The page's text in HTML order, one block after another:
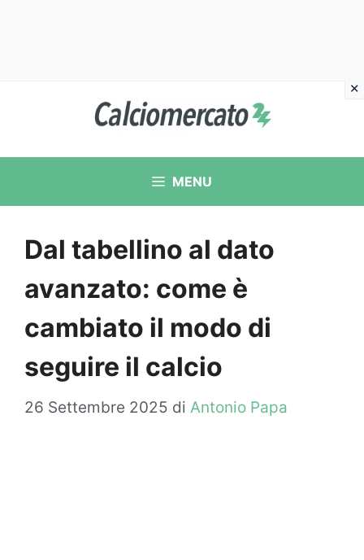
contenuto
MENU
Dal tabellino al dato
avanzato: come è
cambiato il modo di
seguire il calcio
26 Settembre 2025 di Antonio Papa